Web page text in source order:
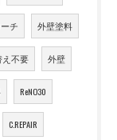
チ 外壁塗料
不要 外壁
ReNO30
C.REPAIR